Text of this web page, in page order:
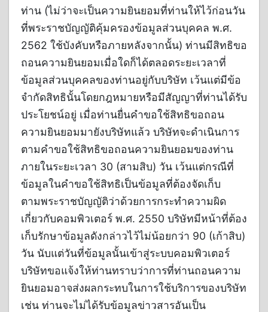
ท่าน (ไม่ว่าจะเป็นความยินยอมที่ท่านให้ไว้ก่อนวัน
ที่พระราชบัญญัติคุ้มครองข้อมูลส่วนบุคคล พ.ศ.
2562 ใช้บังคับหรือภายหลังจากนั้น) ท่านมีสิทธิขอ
ถอนความยินยอมเมื่อใดก็ได้ตลอดระยะเวลาที่
ข้อมูลส่วนบุคคลของท่านอยู่กับบริษัท เว้นแต่มีข้อ
จำกัดสิทธินั้นโดยกฎหมายหรือมีสัญญาที่ท่านได้รับ
ประโยชน์อยู่ เมื่อท่านยื่นคำขอใช้สิทธิขอถอน
ความยินยอมมายังบริษัทแล้ว บริษัทจะดำเนินการ
ตามคำขอใช้สิทธิขอถอนความยินยอมของท่าน
ภายในระยะเวลา 30 (สามสิบ) วัน เว้นแต่กรณีที่
ข้อมูลในคำขอใช้สิทธิเป็นข้อมูลที่ต้องจัดเก็บ
ตามพระราชบัญญัติว่าด้วยการกระทำความผิด
เกี่ยวกับคอมพิวเตอร์ พ.ศ. 2550 บริษัทมีหน้าที่ต้อง
เก็บรักษาข้อมูลดังกล่าวไว้ไม่น้อยกว่า 90 (เก้าสิบ)
วัน นับแต่วันที่ข้อมูลนั้นเข้าสู่ระบบคอมพิวเตอร์
บริษัทขอแจ้งให้ท่านทราบว่าการที่ท่านถอนความ
ยินยอมอาจส่งผลกระทบในการใช้บริการของบริษัท
เช่น ท่านจะไม่ได้รับข้อมูลข่าวสารอันเป็น